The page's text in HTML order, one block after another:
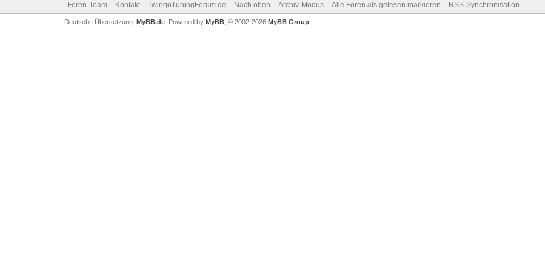
Foren-Team Kontakt TwingoTuningForum.de Nach oben Archiv-Modus Alle Foren als gelesen markieren RSS-Synchronisation
Deutsche Übersetzung: MyBB.de, Powered by MyBB, © 2002-2026 MyBB Group.